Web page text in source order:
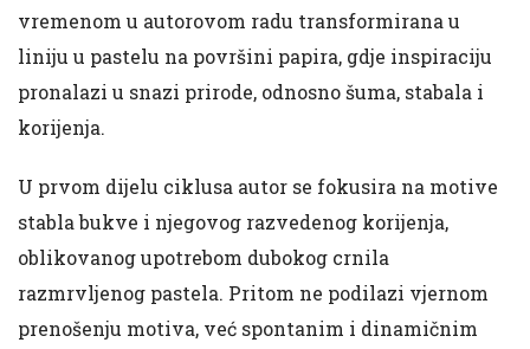
vremenom u autorovom radu transformirana u
liniju u pastelu na površini papira, gdje inspiraciju
pronalazi u snazi prirode, odnosno šuma, stabala i
korijenja.
U prvom dijelu ciklusa autor se fokusira na motive
stabla bukve i njegovog razvedenog korijenja,
oblikovanog upotrebom dubokog crnila
razmrvljenog pastela. Pritom ne podilazi vjernom
prenošenju motiva, već spontanim i dinamičnim